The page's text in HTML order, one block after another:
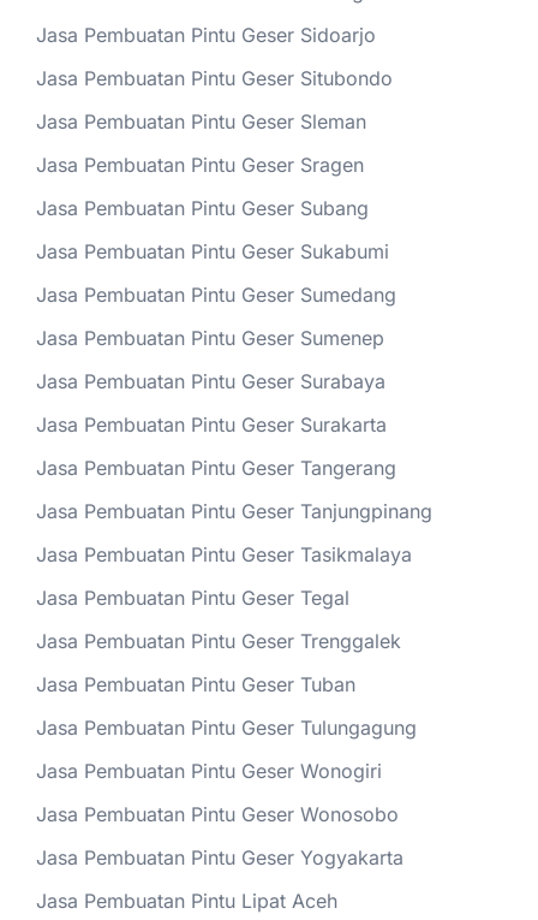
Jasa Pembuatan Pintu Geser Sidoarjo
Jasa Pembuatan Pintu Geser Situbondo
Jasa Pembuatan Pintu Geser Sleman
Jasa Pembuatan Pintu Geser Sragen
Jasa Pembuatan Pintu Geser Subang
Jasa Pembuatan Pintu Geser Sukabumi
Jasa Pembuatan Pintu Geser Sumedang
Jasa Pembuatan Pintu Geser Sumenep
Jasa Pembuatan Pintu Geser Surabaya
Jasa Pembuatan Pintu Geser Surakarta
Jasa Pembuatan Pintu Geser Tangerang
Jasa Pembuatan Pintu Geser Tanjungpinang
Jasa Pembuatan Pintu Geser Tasikmalaya
Jasa Pembuatan Pintu Geser Tegal
Jasa Pembuatan Pintu Geser Trenggalek
Jasa Pembuatan Pintu Geser Tuban
Jasa Pembuatan Pintu Geser Tulungagung
Jasa Pembuatan Pintu Geser Wonogiri
Jasa Pembuatan Pintu Geser Wonosobo
Jasa Pembuatan Pintu Geser Yogyakarta
Jasa Pembuatan Pintu Lipat Aceh